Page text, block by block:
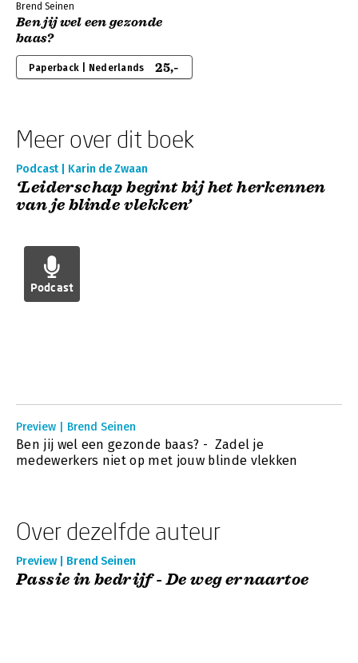
Brend Seinen
Ben jij wel een gezonde
baas?
Paperback | Nederlands 25,-
Meer over dit boek
Podcast | Karin de Zwaan
‘Leiderschap begint bij het herkennen
van je blinde vlekken’
Podcast
Preview | Brend Seinen
Ben jij wel een gezonde baas? - Zadel je
medewerkers niet op met jouw blinde vlekken
Over dezelfde auteur
Preview | Brend Seinen
Passie in bedrijf - De weg ernaartoe